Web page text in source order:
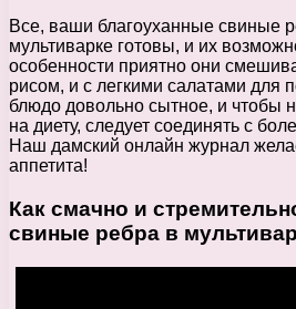
Все, ваши благоуханные свиные
мультиварке готовы, и их
особенности приятно они
рисом, и с легкими салатами для
блюдо довольно сытное, и чтобы
на диету, следует соединять с
Наш дамский онлайн журнал
аппетита!
Как смачно и
свиные ребра в